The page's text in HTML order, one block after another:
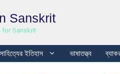
Sanskrit
for Sanskrit
সাহিত্যের ইতিহাস ভাষাতত্ত্ব